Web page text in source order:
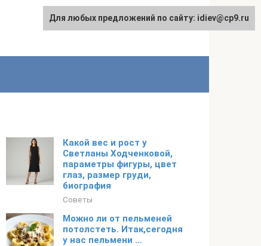
Какой вес и рост у
Светланы Ходченковой,
параметры фигуры, цвет
глаз, размер груди,
биография
Советы
Можно ли от пельменей
потолстеть. Итак,сегодня
у нас пельмени …
Для любых предложений по сайту: idiev@cp9.ru